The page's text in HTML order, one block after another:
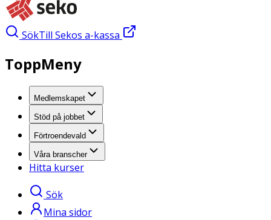
SökTill Sekos a-kassa
ToppMeny
Medlemskapet
Stöd på jobbet
Förtroendevald
Våra branscher
Hitta kurser
Sök
Mina sidor